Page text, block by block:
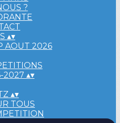
?
▴▾
AOUT 2026
2027 ▴▾
▴▾
TOUS